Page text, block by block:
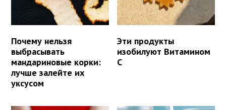
Почему нельзя
выбрасывать
мандариновые корки:
лучше залейте их
уксусом
Эти продукты
изобилуют Витамином
С